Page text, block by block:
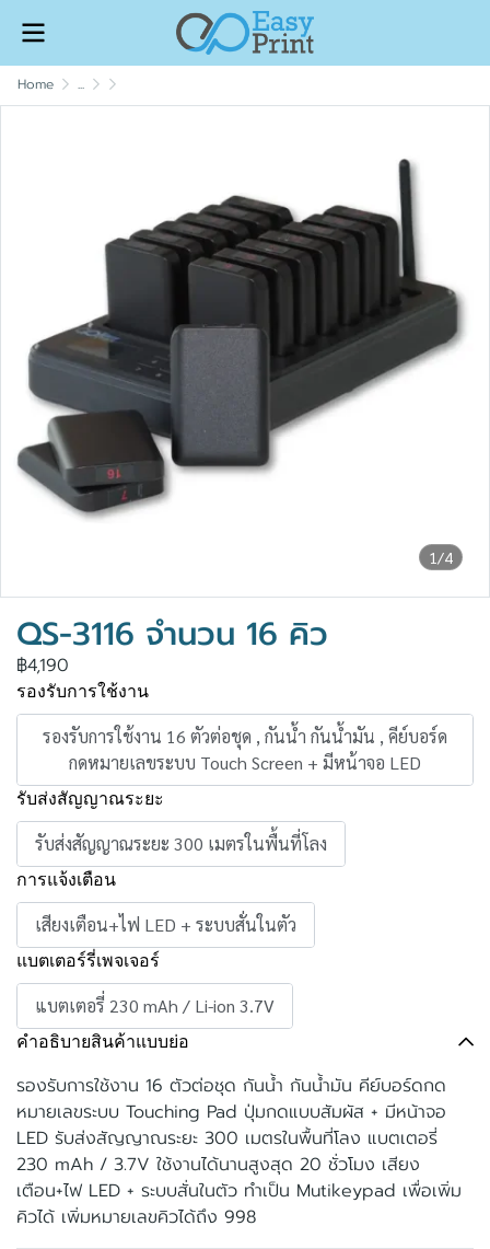
Home ... เพจเจอร์ไร้สายสำหรับใช้เรียกคิวลูกค้า Digital Pager System
1/4
QS-3116 จำนวน 16 คิว
฿4,190
รองรับการใช้งาน
รองรับการใช้งาน 16 ตัวต่อชุด , กันน้ำ กันน้ำมัน , คีย์บอร์ด
กดหมายเลขระบบ Touch Screen + มีหน้าจอ LED
รับส่งสัญญาณระยะ
รับส่งสัญญาณระยะ 300 เมตรในพื้นที่โลง
การแจ้งเตือน
เสียงเตือน+ไฟ LED + ระบบสั่นในตัว
แบตเตอร์รี่เพจเจอร์
แบตเตอรี่ 230 mAh / Li-ion 3.7V
คำอธิบายสินค้าแบบย่อ
รองรับการใช้งาน 16 ตัวต่อชุด กันน้ำ กันน้ำมัน คีย์บอร์ดกด
หมายเลขระบบ Touching Pad ปุ่มกดแบบสัมผัส + มีหน้าจอ
LED รับส่งสัญญาณระยะ 300 เมตรในพื้นที่โลง แบตเตอรี่
230 mAh / 3.7V ใช้งานได้นานสูงสุด 20 ชั่วโมง เสียง
เตือน+ไฟ LED + ระบบสั่นในตัว ทำเป็น Mutikeypad เพื่อเพิ่ม
คิวได้ เพิ่มหมายเลขคิวได้ถึง 998